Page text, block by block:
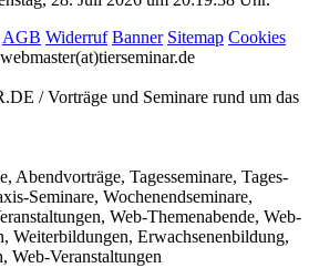
AGB Widerruf Banner Sitemap Cookies
/ Vorträge und Seminare rund um das
Abendvorträge, Tagesseminare, Tages-
Seminare, Wochenendseminare,
Web-Themenabende, Web-
Weiterbildungen, Erwachsenenbildung,
Web-Veranstaltungen